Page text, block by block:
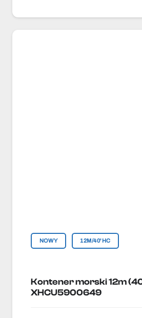
NOWY 12M/40'HC
Kontener morski 12m
XHCU5900649